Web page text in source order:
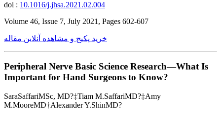
doi : 10.1016/j.jhsa.2021.02.004
Volume 46, Issue 7, July 2021, Pages 602-607
خرید پکیج و مشاهده آنلاین مقاله
Peripheral Nerve Basic Science Research—What Is
Important for Hand Surgeons to Know?
SaraSaffariMSc, MD?‡Tiam M.SaffariMD?‡Amy
M.MooreMD†Alexander Y.ShinMD?